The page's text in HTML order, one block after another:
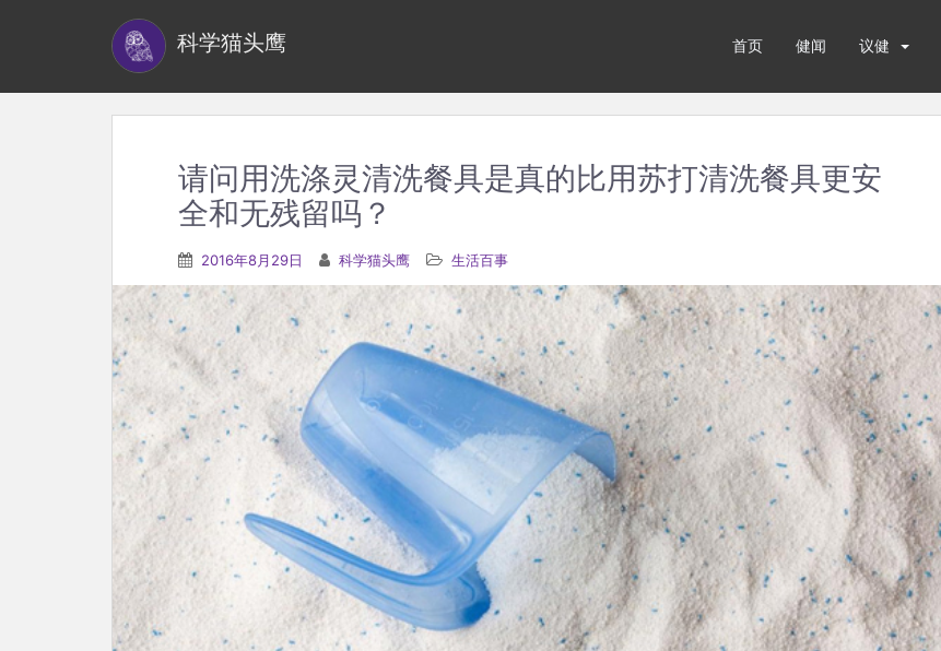
科学猫头鹰 首页 健闻 议健
请问用洗涤灵清洗餐具是真的比用苏打清洗餐具更安
全和无残留吗？
2016年8月29日 科学猫头鹰 生活百事